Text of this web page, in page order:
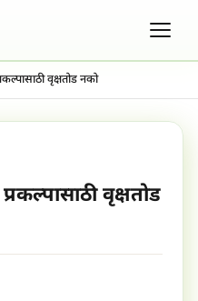
वृक्षतोड नको
वृक्षतोड